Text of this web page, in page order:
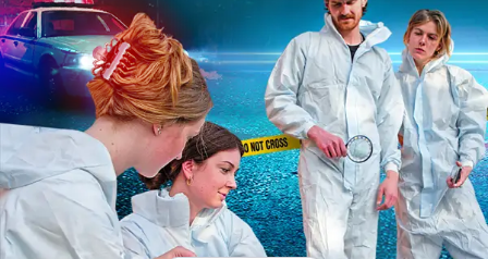
ES
IE
IT
NL
Tickets buchen
Gutscheine bestellen